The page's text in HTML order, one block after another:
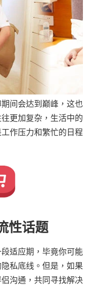
间会达到巅峰，这也
更加复杂，生活中的
作压力和繁忙的日程
性话题
适应期，毕竟你可能
私底线。但是，如果
沟通，共同寻找解决